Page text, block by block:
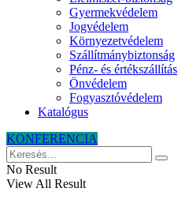
Gyermekvédelem
Jogvédelem
Környezetvédelem
Szállítmánybiztonság
Pénz- és értékszállítás
Önvédelem
Fogyasztóvédelem
Katalógus
KONFERENCIA
No Result
View All Result